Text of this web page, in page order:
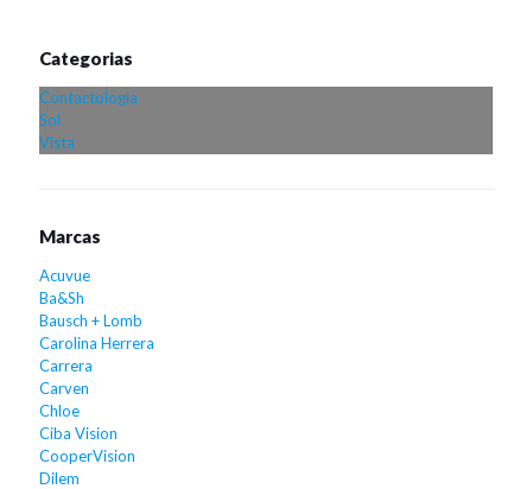
Categorias
Contactologia
Sol
Vista
Marcas
Acuvue
Ba&Sh
Bausch + Lomb
Carolina Herrera
Carrera
Carven
Chloe
Ciba Vision
CooperVision
Dilem